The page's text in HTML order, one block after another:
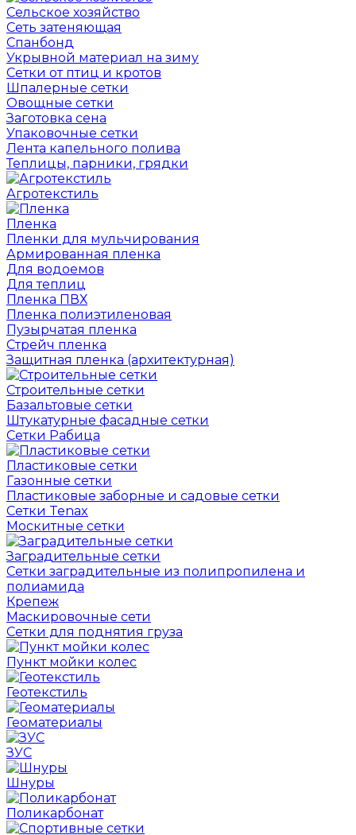
Сельское хозяйство
Сеть затеняющая
Спанбонд
Укрывной материал на зиму
Сетки от птиц и кротов
Шпалерные сетки
Овощные сетки
Заготовка сена
Упаковочные сетки
Лента капельного полива
Теплицы, парники, грядки
Агротекстиль
Пленка
Пленки для мульчирования
Армированная пленка
Для водоемов
Для теплиц
Пленка ПВХ
Пленка полиэтиленовая
Пузырчатая пленка
Cтрейч пленка
Защитная пленка (архитектурная)
Строительные сетки
Базальтовые сетки
Штукатурные фасадные сетки
Сетки Рабица
Пластиковые сетки
Газонные сетки
Пластиковые заборные и садовые сетки
Сетки Tenax
Москитные сетки
Заградительные сетки
Сетки заградительные из полипропилена и
полиамида
Крепеж
Маскировочные сети
Сетки для поднятия груза
Пункт мойки колес
Геотекстиль
Геоматериалы
ЗУС
Шнуры
Поликарбонат